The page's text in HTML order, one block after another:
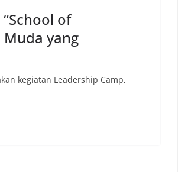
of
yang
kegiatan Leadership Camp,